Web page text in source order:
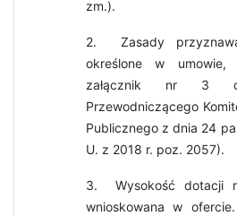
zm.).
2. Zasady
określone w
załącznik nr 3 do
Przewodniczącego
Publicznego z dnia 24
U. z 2018 r. poz. 2057).
3. Wysokość dotacji
wnioskowana w